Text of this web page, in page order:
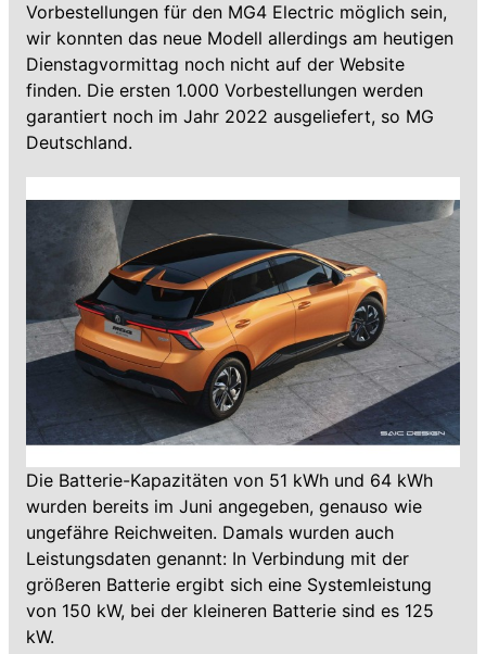
Vorbestellungen für den MG4 Electric möglich sein,
wir konnten das neue Modell allerdings am heutigen
Dienstagvormittag noch nicht auf der Website
finden. Die ersten 1.000 Vorbestellungen werden
garantiert noch im Jahr 2022 ausgeliefert, so MG
Deutschland.
Die Batterie-Kapazitäten von 51 kWh und 64 kWh
wurden bereits im Juni angegeben, genauso wie
ungefähre Reichweiten. Damals wurden auch
Leistungsdaten genannt: In Verbindung mit der
größeren Batterie ergibt sich eine Systemleistung
von 150 kW, bei der kleineren Batterie sind es 125
kW.